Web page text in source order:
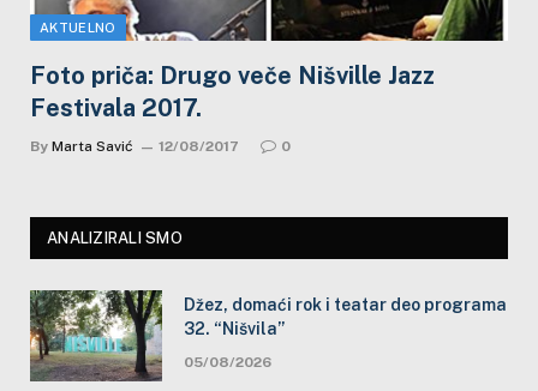
AKTUELNO
Foto priča: Drugo veče Nišville Jazz
Festivala 2017.
By Marta Savić 12/08/2017 0
ANALIZIRALI SMO
Džez, domaći rok i teatar deo programa
32. “Nišvila”
05/08/2026